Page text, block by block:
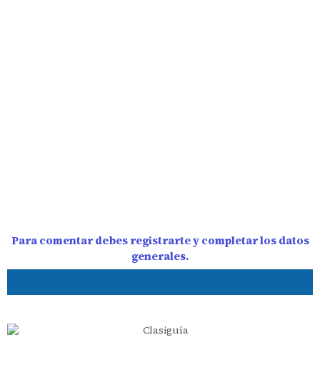
Para comentar debes registrarte y completar los datos
generales.